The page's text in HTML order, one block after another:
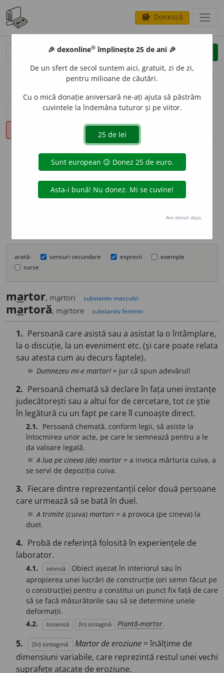
savings Donează
clear
opțiuni
sinteza definițiilor (1) definiții (46)
declinări
info
Aceste definiții sunt compilate de
echipa dexonline. Definițiile
originale se află pe filadefiniții.
Puteți reordona filele pe pagina de
arată: sensuri secundare expresii
exemple
surse
martor, martori substantiv masculin
martoră, martore substantiv feminin
1. Persoană care asistă sau a asistat la o întâmplare,
la o discuție, la un eveniment etc. (și care poate relata
sau atesta cum au decurs faptele).
chat_bubble Dumnezeu mi-e martor! = jur că spun adevărul!
2. Persoană chemată să declare în fața unei instanțe
judecătorești sau a altui for de cercetare, tot ce știe
în legătură cu un fapt pe care îl cunoaște direct.
2.1. Persoană chemată, conform legii, să asiste la
întocmirea unor acte, pe care le semnează pentru a le
da valoare legală.
chat_bubble A lua pe cineva (de) martor = a invoca mărturia cuiva, a
se servi de depoziția cuiva.
3. Fiecare dintre reprezentanții celor două persoane
care urmează să se bată în duel.
chat_bubble A trimite (cuiva)martori = a provoca (pe cineva) la
duel.
4. Probă de referință folosită în experiențele de
laborator.
4.1. tehnică
Obiect așezat în interiorul sau în
apropierea unei lucrări de construcție (ori semn făcut pe
o construcție) pentru a constitui un punct fix față de care
să se facă măsurătorile sau să se determine unele
deformații.
4.2.
botanică (în) sintagmă Plantă-martor.
5. (în) sintagmă Martor de eroziune= înălțime de
dimensiuni variabile, care reprezintă restul unei vechi
suprafețe atacate de eroziune.
🎉 dexonline® împlinește 25 de ani 🎉
De un sfert de secol suntem aici, gratuit, zi de zi,
pentru milioane de căutări.
Cu o mică donație aniversară ne-ați ajuta să păstrăm
cuvintele la îndemâna tuturor și pe viitor.
Am donat deja.